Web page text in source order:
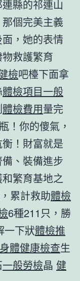
縣的祁連山
那個完美主義
，她的表情
救護繁育
檢吧檯下面拿
體檢項目一般
體檢費用量完
！你的傻氣，
！財富就是
、裝備進步
繁育基地之
累計救助體檢
6種211只，勝
一下狀體檢推
身體健康檢查生
一般勞檢晶 健